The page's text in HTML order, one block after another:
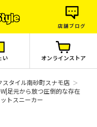
店舗ブログ
い オンラインストア
スタイル南砂町スナモ店
足元から放つ圧倒的な存在
トスニーカー